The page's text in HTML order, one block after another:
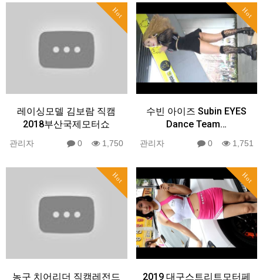
Hot
레이싱모델 김보람 직캠
2018부산국제모터쇼
관리자 0 1,750
Hot
수빈 아이즈 Subin EYES
Dance Team…
관리자 0 1,751
Hot
농구 치어리더 직캠레전드
Hot
2019 대구스트리트모터페